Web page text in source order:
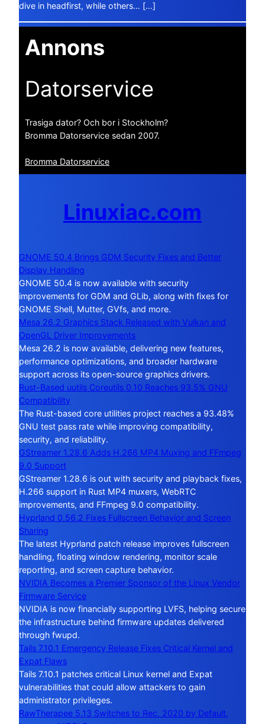
dive in headfirst, while others… […]
Annons
Datorservice
Trasiga dator? Och bor i Stockholm?
Bromma Datorservice sedan 2007.
Bromma Datorservice
Linuxiac.com
GNOME 50.4 Brings GDM Security Fixes and Better
Display Handling
GNOME 50.4 is now available with security
improvements for GDM and GLib, along with fixes for
GNOME Shell, Mutter, GVfs, and more.
Mesa 26.2 Graphics Stack Released with Vulkan and
OpenGL Driver Improvements
Mesa 26.2 is now available, delivering new features,
performance optimizations, and broader hardware
support across its open-source graphics drivers.
Rust-Based uutils Coreutils 0.10 Reaches 93.5% GNU
Compatibility
The Rust-based core utilities project reaches a 93.48%
GNU test pass rate while improving compatibility,
security, and reliability.
GStreamer 1.28.6 Adds H.266 MP4 Muxing and FFmpeg
9.0 Support
GStreamer 1.28.6 is out with security and playback fixes,
H.266 support in Rust MP4 muxers, WebRTC
improvements, and FFmpeg 9.0 compatibility.
Hyprland 0.56.2 Fixes Fullscreen Behavior and Screen
Sharing
The latest Hyprland patch release improves fullscreen
handling, floating window rendering, monitor scale
reporting, and screen capture behavior.
NVIDIA Becomes a Premier Sponsor of the Linux Vendor
Firmware Service
NVIDIA is now financially supporting LVFS, helping secure
the infrastructure behind firmware updates delivered
through fwupd.
Tails 7.10.1 Emergency Release Fixes Critical Kernel and
Expat Flaws
Tails 7.10.1 patches critical Linux kernel and Expat
vulnerabilities that could allow attackers to gain
administrator privileges.
RawTherapee 5.13 Switches to Rec. 2020 by Default,